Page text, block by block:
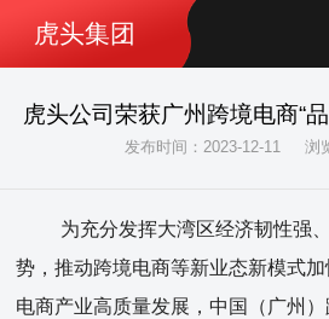
虎头集团
虎头公司荣获广州跨境电商“
发布时间：2023-12-11 浏
为充分发挥大湾区经济韧性强
势，推动跨境电商等新业态新模式
电商产业高质量发展，中国（广州